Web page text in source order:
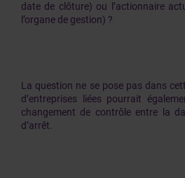
date de clôture) ou l’actionnaire
l’organe de gestion) ?
La question ne se pose pas dans
d’entreprises liées pourrait
changement de contrôle entre la
d’arrêt.